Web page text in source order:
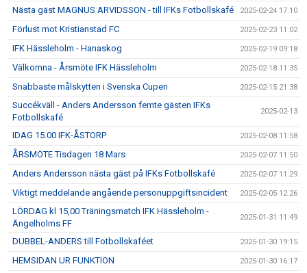
Nästa gäst MAGNUS ARVIDSSON - till IFKs Fotbollskafé 2025-02-24 17:10
Förlust mot Kristianstad FC 2025-02-23 11:02
IFK Hässleholm - Hanaskog 2025-02-19 09:18
Välkomna - Årsmöte IFK Hässleholm 2025-02-18 11:35
Snabbaste målskytten i Svenska Cupen 2025-02-15 21:38
Succékväll - Anders Andersson femte gästen IFKs
Fotbollskafé
2025-02-13
IDAG 15.00 IFK-ÅSTORP 2025-02-08 11:58
ÅRSMÖTE Tisdagen 18 Mars 2025-02-07 11:50
Anders Andersson nästa gäst på IFKs Fotbollskafé 2025-02-07 11:29
Viktigt meddelande angående personuppgiftsincident 2025-02-05 12:26
LÖRDAG kl 15,00 Träningsmatch IFK Hässleholm -
Ängelholms FF
2025-01-31 11:49
DUBBEL-ANDERS till Fotbollskaféet 2025-01-30 19:15
HEMSIDAN UR FUNKTION 2025-01-30 16:17